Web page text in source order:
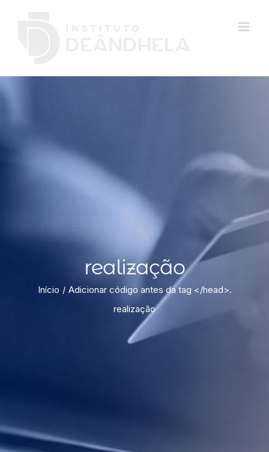
realização
Início
Adicionar código antes da tag </head>.
realização